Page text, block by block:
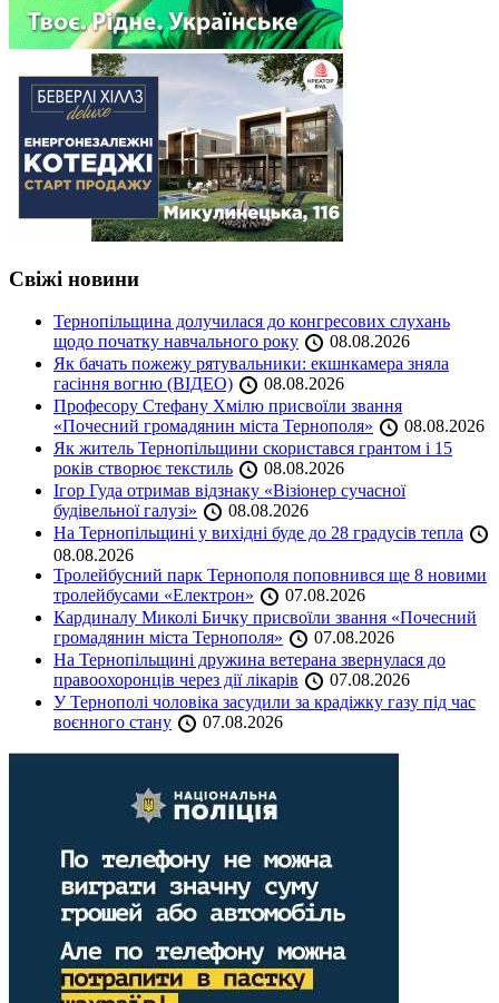
Свіжі новини
Тернопільщина долучилася до конгресових слухань
щодо початку навчального року
08.08.2026
Як бачать пожежу рятувальники: екшнкамера зняла
гасіння вогню (ВІДЕО)
08.08.2026
Професору Стефану Хмілю присвоїли звання
«Почесний громадянин міста Тернополя»
08.08.2026
Як житель Тернопільщини скористався грантом і 15
років створює текстиль
08.08.2026
Ігор Гуда отримав відзнаку «Візіонер сучасної
будівельної галузі»
08.08.2026
На Тернопільщині у вихідні буде до 28 градусів тепла
08.08.2026
Тролейбусний парк Тернополя поповнився ще 8 новими
тролейбусами «Електрон»
07.08.2026
Кардиналу Миколі Бичку присвоїли звання «Почесний
громадянин міста Тернополя»
07.08.2026
На Тернопільщині дружина ветерана звернулася до
правоохоронців через дії лікарів
07.08.2026
У Тернополі чоловіка засудили за крадіжку газу під час
воєнного стану
07.08.2026